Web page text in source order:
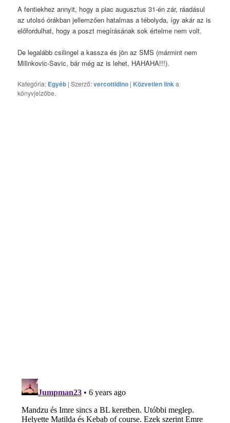
A fentiekhez annyit, hogy a piac augusztus 31-én zár, ráadásul
az utolsó órákban jellemzően hatalmas a tébolyda, így akár az is
előfordulhat, hogy a poszt megírásának sok értelme nem volt.
De legalább csilingel a kassza és jön az SMS (mármint nem
Milinkovic-Savic, bár még az is lehet, HAHAHA!!!).
Kategória: Egyéb | Szerző:vercottidino | Közvetlen linka
könyvjelzőbe.